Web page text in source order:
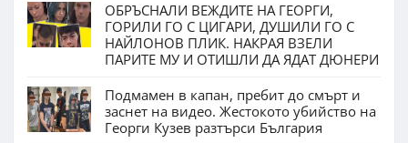
ОБРЪСНАЛИ ВЕЖДИТЕ НА ГЕОРГИ,
ГОРИЛИ ГО С ЦИГАРИ, ДУШИЛИ ГО С
НАЙЛОНОВ ПЛИК. НАКРАЯ ВЗЕЛИ
ПАРИТЕ МУ И ОТИШЛИ ДА ЯДАТ ДЮНЕРИ
Подмамен в капан, пребит до смърт и
заснет на видео. Жестокото убийство на
Георги Кузев разтърси България